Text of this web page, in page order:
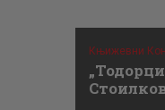
Књижевни